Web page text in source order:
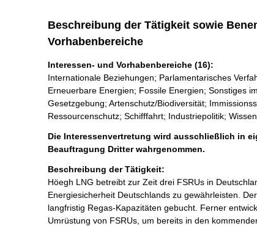
Beschreibung der Tätigkeit sowie
Vorhabenbereiche
Interessen- und Vorhabenbereiche (16):
Internationale Beziehungen; Parlamentarisches
Erneuerbare Energien; Fossile Energien; Sonstiges
Gesetzgebung; Artenschutz/Biodiversität;
Ressourcenschutz; Schifffahrt; Industriepolitik;
Die Interessenvertretung wird ausschließlich in
Beauftragung Dritter wahrgenommen.
Beschreibung der Tätigkeit:
Höegh LNG betreibt zur Zeit drei FSRUs in
Energiesicherheit Deutschlands zu gewährleisten.
langfristig Regas-Kapazitäten gebucht. Ferner
Umrüstung von FSRUs, um bereits in den